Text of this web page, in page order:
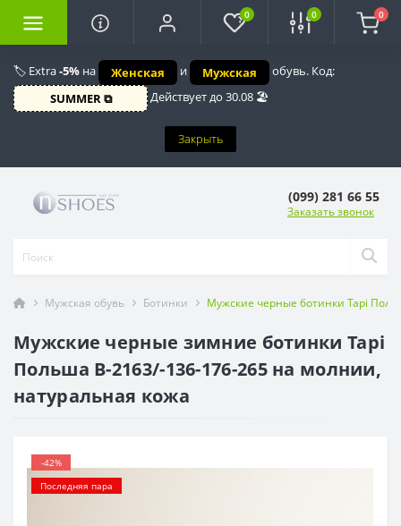
🏷️ Extra-5% на Женская и Мужская
обувь. Код:
SUMMER ⧉
Действует до 30.08 🏖️
Закрыть
0 0 0
(099) 281 66 55
Заказать звонок
Мужская обувь Ботинки Мужские черные ботинки Tapi
Мужские черные зимние ботинки Tapi
Польша B-2163/-136-176-265 на молнии,
натуральная кожа
-42%
Последняя пара